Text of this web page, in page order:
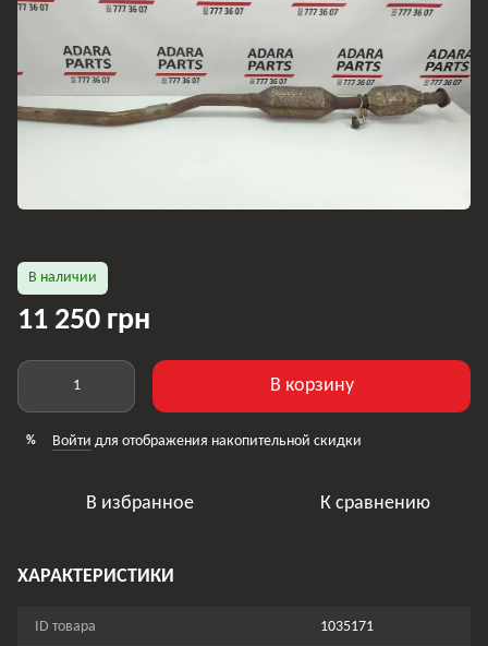
В наличии
11 250 грн
В корзину
% Войти для отображения накопительной скидки
В избранное К сравнению
ХАРАКТЕРИСТИКИ
ID товара 1035171